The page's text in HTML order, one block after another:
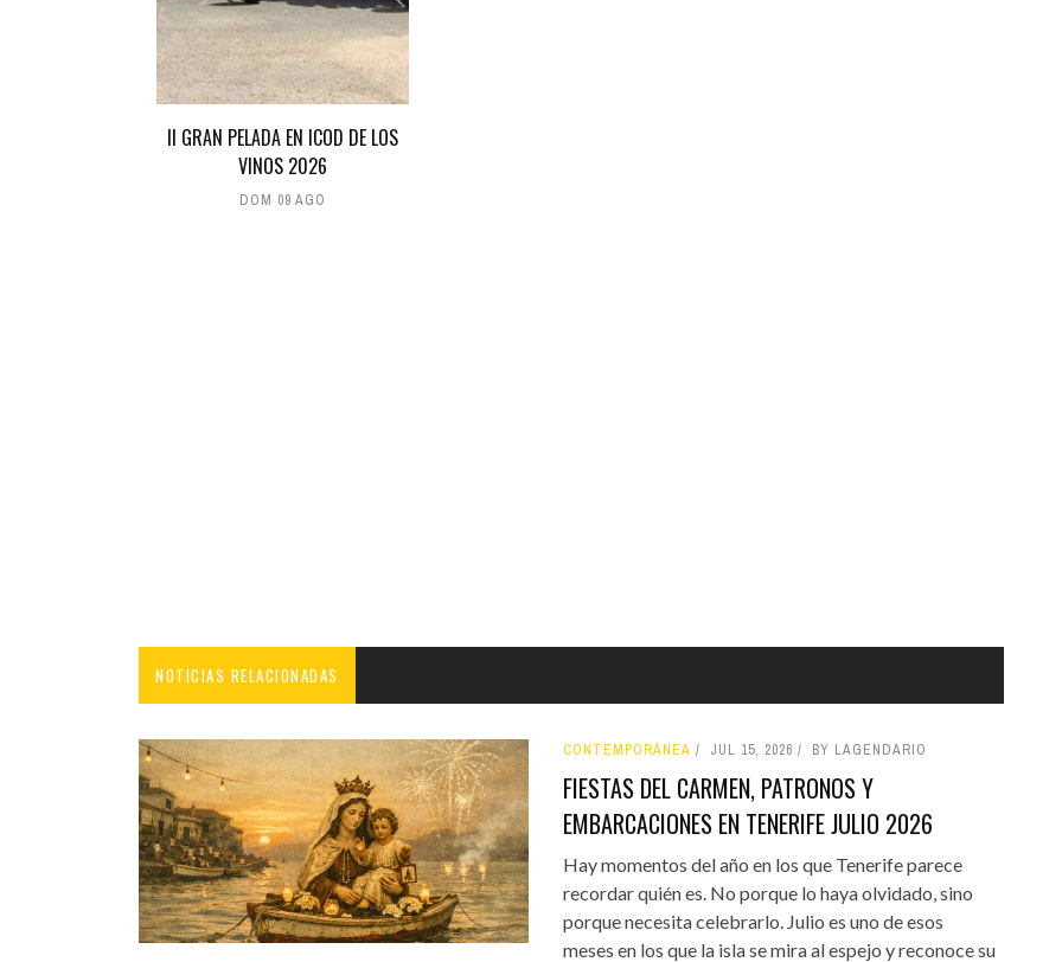
II GRAN PELADA EN ICOD DE LOS
VINOS 2026
DOM 09 AGO
NOTICIAS RELACIONADAS
CONTEMPORÁNEA JUL 15, 2026 BY LAGENDARIO
FIESTAS DEL CARMEN, PATRONOS Y
EMBARCACIONES EN TENERIFE JULIO 2026
Hay momentos del año en los que Tenerife parece
recordar quién es. No porque lo haya olvidado, sino
porque necesita celebrarlo. Julio es uno de esos
meses en los que la isla se mira al espejo y reconoce su